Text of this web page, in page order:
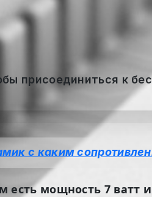
присоединиться к
с каким
мощность 7 ватт и